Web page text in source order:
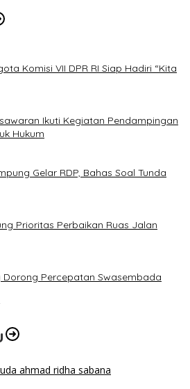
Komisi VII DPR RI Siap Hadiri “Kita
Ikuti Kegiatan Pendampingan
Hukum
Gelar RDP, Bahas Soal Tunda
Prioritas Perbaikan Ruas Jalan
Dorong Percepatan Swasembada